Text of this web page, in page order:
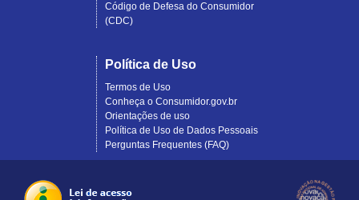
Código de Defesa do Consumidor
(CDC)
Política de Uso
Termos de Uso
Conheça o Consumidor.gov.br
Orientações de uso
Política de Uso de Dados Pessoais
Perguntas Frequentes (FAQ)